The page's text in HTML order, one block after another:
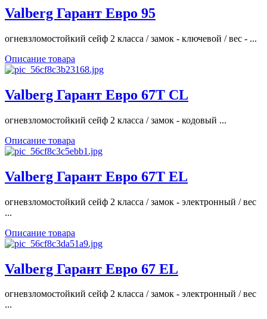
Valberg Гарант Евро 95
огневзломостойкий сейф 2 класса / замок - ключевой / вес - ...
Описание товара
Valberg Гарант Евро 67T CL
огневзломостойкий сейф 2 класса / замок - кодовый ...
Описание товара
Valberg Гарант Евро 67T EL
огневзломостойкий сейф 2 класса / замок - электронный / вес
...
Описание товара
Valberg Гарант Евро 67 EL
огневзломостойкий сейф 2 класса / замок - электронный / вес
...